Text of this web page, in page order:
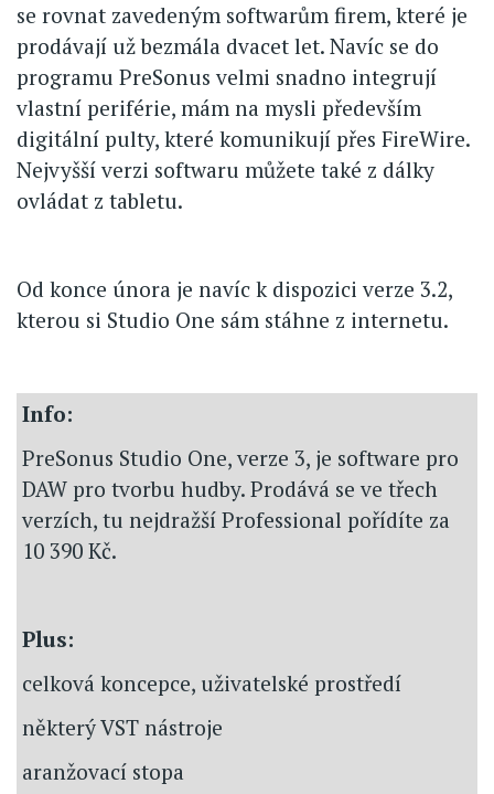
se rovnat zavedeným softwarům firem, které je
prodávají už bezmála dvacet let. Navíc se do
programu PreSonus velmi snadno integrují
vlastní periférie, mám na mysli především
digitální pulty, které komunikují přes FireWire.
Nejvyšší verzi softwaru můžete také z dálky
ovládat z tabletu.
Od konce února je navíc k dispozici verze 3.2,
kterou si Studio One sám stáhne z internetu.
Info:
PreSonus Studio One, verze 3, je software pro
DAW pro tvorbu hudby. Prodává se ve třech
verzích, tu nejdražší Professional pořídíte za
10 390 Kč.
Plus:
celková koncepce, uživatelské prostředí
některý VST nástroje
aranžovací stopa